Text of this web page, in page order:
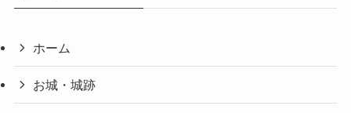
ホーム
お城・城跡